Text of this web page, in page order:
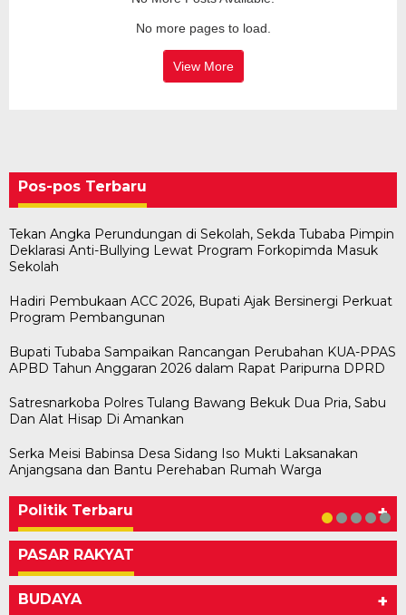
No more pages to load.
View More
Pos-pos Terbaru
Tekan Angka Perundungan di Sekolah, Sekda Tubaba Pimpin
Deklarasi Anti-Bullying Lewat Program Forkopimda Masuk
Sekolah
Hadiri Pembukaan ACC 2026, Bupati Ajak Bersinergi Perkuat
Program Pembangunan
Bupati Tubaba Sampaikan Rancangan Perubahan KUA-PPAS
APBD Tahun Anggaran 2026 dalam Rapat Paripurna DPRD
Satresnarkoba Polres Tulang Bawang Bekuk Dua Pria, Sabu
Dan Alat Hisap Di Amankan
Serka Meisi Babinsa Desa Sidang Iso Mukti Laksanakan
Anjangsana dan Bantu Perehaban Rumah Warga
Politik Terbaru +
Bawaslu Tegaskan Sikap Siap Bersinergi
Di KABAR AKTUAL, POLITIK
Usai Musda, DPD Golkar Tulang Bawang Gelar
Di POLITIK | 11 Mei 2026
M. Aris Pratama Hanan Resmi ‘Nakhodai’ DPD II
Di POLITIK | 1 Mei 2026
Herman HN Lantik Budi Yohanda sebagai
Di POLITIK | 29 Januari 2026
Bupati Tubaba Hadiri Pelantikan Pengurus DPD
Di POLITIK | 28 Januari 2026
PASAR RAKYAT
BUDAYA +